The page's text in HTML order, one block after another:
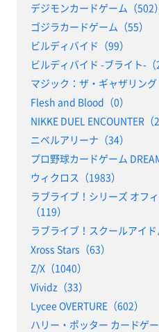
デジモンカードゲーム（502）
ゴジラカードゲーム（55）
ビルディバイド（99）
ビルディバイド -ブライト-（
マジック：ザ・ギャザリング
Flesh and Blood（0）
NIKKE DUEL ENCOUNTER（
ニベルアリーナ（34）
プロ野球カードゲーム
ウィクロス（1983）
ラブライブ！シリーズ オフ
（119）
ラブライブ！スクールアイド
Xross Stars（63）
Z/X（1040）
Vividz（33）
Lycee OVERTURE（602）
ハリー・ポッター カードゲー